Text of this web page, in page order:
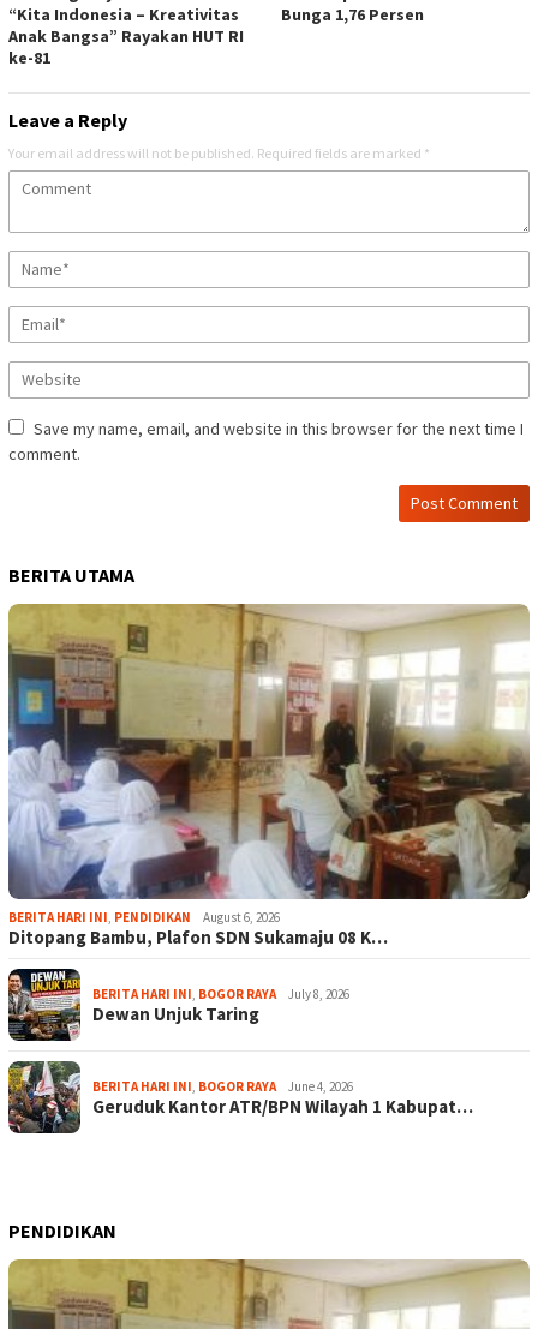
“Kita Indonesia – Kreativitas
Anak Bangsa” Rayakan HUT RI
ke-81
Bunga 1,76 Persen
Leave a Reply
Your email address will not be published. Required fields are marked *
Save my name, email, and website in this browser for the next time I
comment.
BERITA UTAMA
BERITA HARI INI PENDIDIKAN August 6, 2026
Ditopang Bambu, Plafon SDN Sukamaju 08 K…
BERITA HARI INI BOGOR RAYA July 8, 2026
Dewan Unjuk Taring
BERITA HARI INI BOGOR RAYA June 4, 2026
Geruduk Kantor ATR/BPN Wilayah 1 Kabupat…
PENDIDIKAN